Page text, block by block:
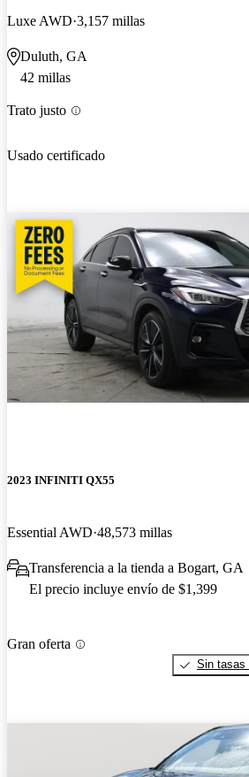
Luxe AWD 3,157 millas
Duluth, GA
42 millas
Trato justo
Usado certificado
2023 INFINITI QX55
Essential AWD 48,573 millas
Transferencia a la tienda a Bogart, GA
El precio incluye envío de $1,399
Gran oferta
Sin tasas